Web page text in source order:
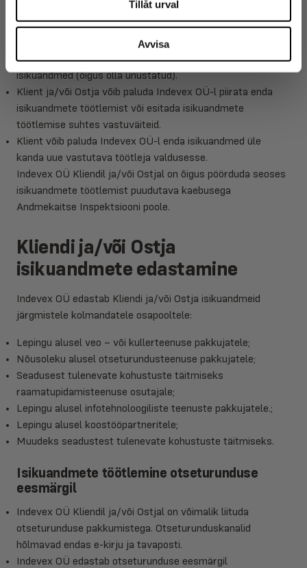
Tillåt urval
Avvisa
et saada ligipääs enda isikuandmetele.
Kliendil ja/või Ostjal on igal ajal õigus pöörduda Indevex OÜ
poole, et uuendada enda muutunud isikuandmeid.
Klient ja/või Ostja võib paluda Indevex OÜ-l kustutada enda
isikuandmed (õigus olla unustatud).
Klient ja/või Ostja võib paluda Indevex OÜ-l piirata enda
isikuandmete töötlemist või esitada isikuandmete
töötlemise suhtes vastuväiteid.
Klient võib paluda Indevex OÜ-l enda isikuandmed üle
kanda uue vastutava töötleja valdusesse.
Indevex OÜ Kliendil ja/või Ostjal on õigus pöörduda seoses
isikuandmete töötlemist puudutava kaebusega
Andmekaitse Inspektsiooni poole.
Kliendi ja/või Ostja
isikuandmete edastamine
Indevex OÜ edastab Kliendi ja/või Ostja isikuandmeid
järgmistele kolmandatele osapooltele:
Lepingu alusel veo – või kullerteenuse pakkujatele;
Nõusoleku alusel otseturundusteenuse pakkujatele;
Seadusest tulenevate kohustuste täitmiseks
raamatupidamisteenuse osutajale;
Lepingu alusel infotehnoloogiliste teenuste pakkujatele.;
Lepingu alusel koostööpartneritele;
Muudeks seadustest tulenevate kohustuste täitmiseks.
Isikuandmete töötlemine otseturunduse
eesmärgil
Indevex OÜ Kliendil ja/või Ostjal on võimalik liituda
otseturunduse pakkumistega. Otseturunduskanalid
hõlmavad endas e-kirju ja tavaposti.
Indevex OÜ edastab otseturunduse eesmärgil